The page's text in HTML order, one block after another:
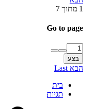
1 מתוך 7
Go to page
בצע
הבא Last
בית
תגיות